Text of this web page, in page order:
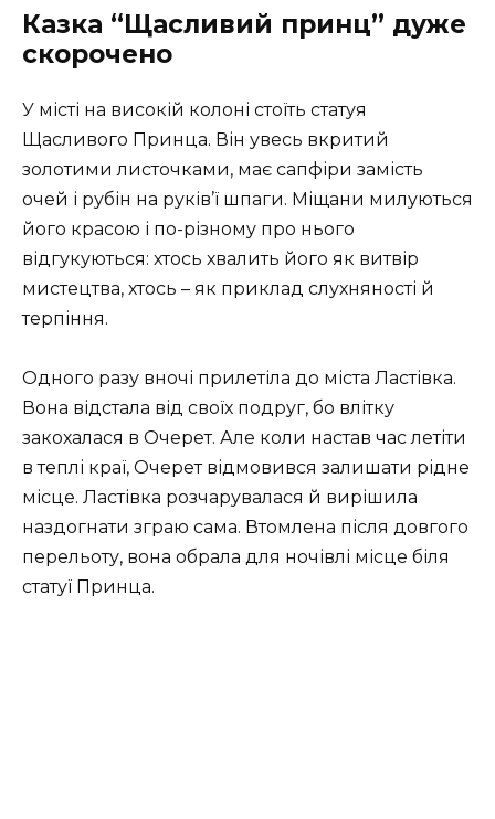
Казка “Щасливий принц” дуже
скорочено
У місті на високій колоні стоїть статуя
Щасливого Принца. Він увесь вкритий
золотими листочками, має сапфіри замість
очей і рубін на руків’ї шпаги. Міщани милуються
його красою і по-різному про нього
відгукуються: хтось хвалить його як витвір
мистецтва, хтось – як приклад слухняності й
терпіння.
Одного разу вночі прилетіла до міста Ластівка.
Вона відстала від своїх подруг, бо влітку
закохалася в Очерет. Але коли настав час летіти
в теплі краї, Очерет відмовився залишати рідне
місце. Ластівка розчарувалася й вирішила
наздогнати зграю сама. Втомлена після довгого
перельоту, вона обрала для ночівлі місце біля
статуї Принца.